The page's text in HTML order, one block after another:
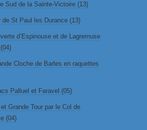
Sud de la Sainte-Victoire (13)
de St Paul les Durance (13)
d’Espinouse et de Lagremuse
Cloche de Barles en raquettes
Palluel et Faravel (05)
Grande Tour par le Col de
(04)